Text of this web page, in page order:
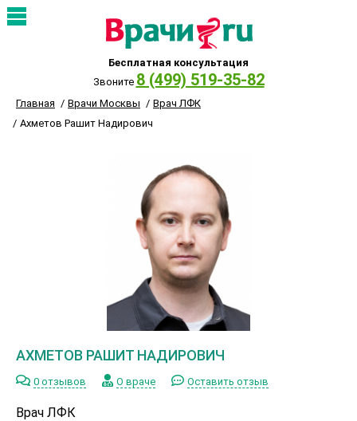
Бесплатная консультация
Звоните 8 (499) 519-35-82
Главная Врачи Москвы
Врач ЛФК
Ахметов Рашит Надирович
АХМЕТОВ РАШИТ НАДИРОВИЧ
0 отзывов О враче Оставить отзыв
Врач ЛФК